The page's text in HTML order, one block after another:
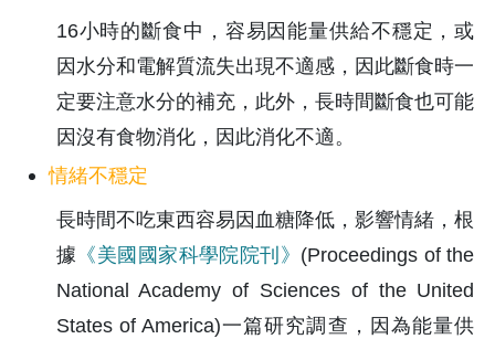
16小時的斷食中，容易因能量供給不穩定，或
因水分和電解質流失出現不適感，因此斷食時一
定要注意水分的補充，此外，長時間斷食也可能
因沒有食物消化，因此消化不適。
情緒不穩定
長時間不吃東西容易因血糖降低，影響情緒，根
據 《美國國家科學院院刊》 (Proceedings of the
National Academy of Sciences of the United
States of America)一篇研究調查，因為能量供